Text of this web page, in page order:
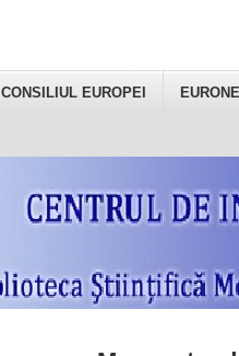
CONSILIUL EUROPEI